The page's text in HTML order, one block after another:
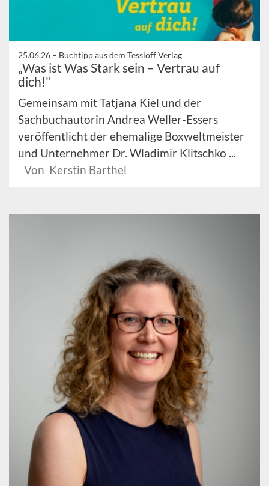
25.06.26 – Buchtipp aus dem Tessloff Verlag
„Was ist Was Stark sein – Vertrau auf
dich!"
Gemeinsam mit Tatjana Kiel und der
Sachbuchautorin Andrea Weller-Essers
veröffentlicht der ehemalige Boxweltmeister
und Unternehmer Dr. Wladimir Klitschko ...
Von Kerstin Barthel